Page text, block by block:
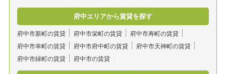
府中エリアから賃貸を探す
府中市新町の賃貸 府中市栄町の賃貸
府中市寿町の賃貸
府中市幸町の賃貸
府中市府中町の賃貸
府中市天神町の賃貸
府中市緑町の賃貸
府中市の賃貸